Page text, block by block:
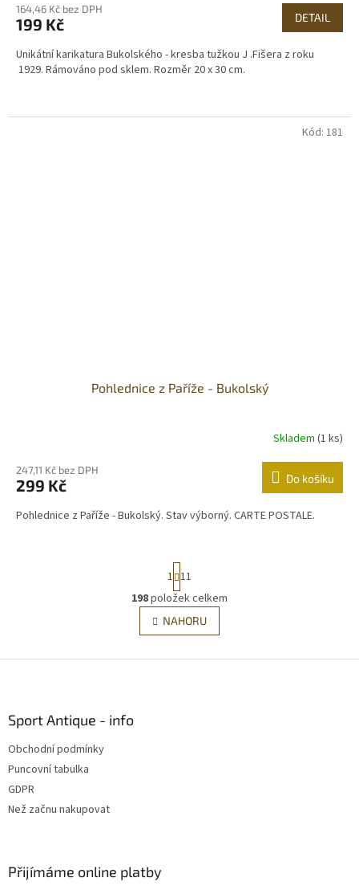
164,46 Kč bez DPH
199 Kč DETAIL
Unikátní karikatura Bukolského - kresba tužkou J .Fišera z roku
1929. Rámováno pod sklem. Rozměr 20 x 30 cm.
Pohlednice z Paříže - Bukolský
Skladem (1 ks)
247,11 Kč bez DPH
299 Kč Do košíku
Pohlednice z Paříže - Bukolský. Stav výborný. CARTE POSTALE.
Kód: 181
O
v
l
t
r
á
n
k
v
1 11
198položek celkem
NAHORU
Sport Antique - info
Obchodní podmínky
Puncovní tabulka
GDPR
Než začnu nakupovat
Přijímáme online platby